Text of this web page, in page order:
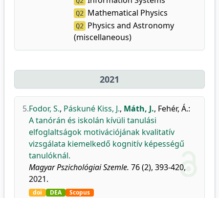
Q2 Mathematical Physics
Q2 Physics and Astronomy
(miscellaneous)
2021
5.Fodor, S., Páskuné Kiss, J., Máth, J., Fehér, Á.:
A tanórán és iskolán kívüli tanulási
elfoglaltságok motivációjának kvalitatív
vizsgálata kiemelkedő kognitív képességű
tanulóknál.
Magyar Pszichológiai Szemle. 76 (2), 393-420,
2021.
doi DEA Scopus